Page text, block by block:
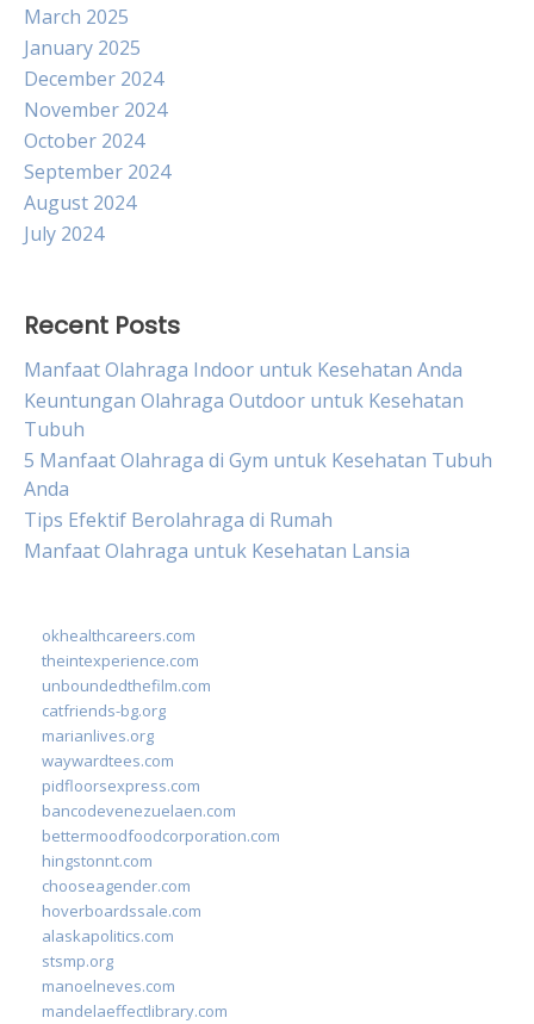
March 2025
January 2025
December 2024
November 2024
October 2024
September 2024
August 2024
July 2024
Recent Posts
Manfaat Olahraga Indoor untuk Kesehatan Anda
Keuntungan Olahraga Outdoor untuk Kesehatan
Tubuh
5 Manfaat Olahraga di Gym untuk Kesehatan Tubuh
Anda
Tips Efektif Berolahraga di Rumah
Manfaat Olahraga untuk Kesehatan Lansia
okhealthcareers.com
theintexperience.com
unboundedthefilm.com
catfriends-bg.org
marianlives.org
waywardtees.com
pidfloorsexpress.com
bancodevenezuelaen.com
bettermoodfoodcorporation.com
hingstonnt.com
chooseagender.com
hoverboardssale.com
alaskapolitics.com
stsmp.org
manoelneves.com
mandelaeffectlibrary.com